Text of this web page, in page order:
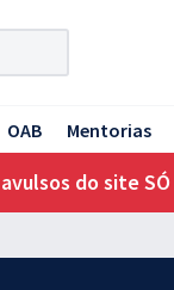
OAB Mentorias
do site SÓ